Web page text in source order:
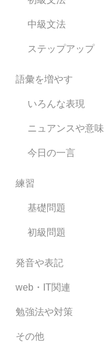
中級文法
ステップアップ
語彙を増やす
いろんな表現
ニュアンスや意味
今日の一言
練習
基礎問題
初級問題
発音や表記
web・IT関連
勉強法や対策
その他